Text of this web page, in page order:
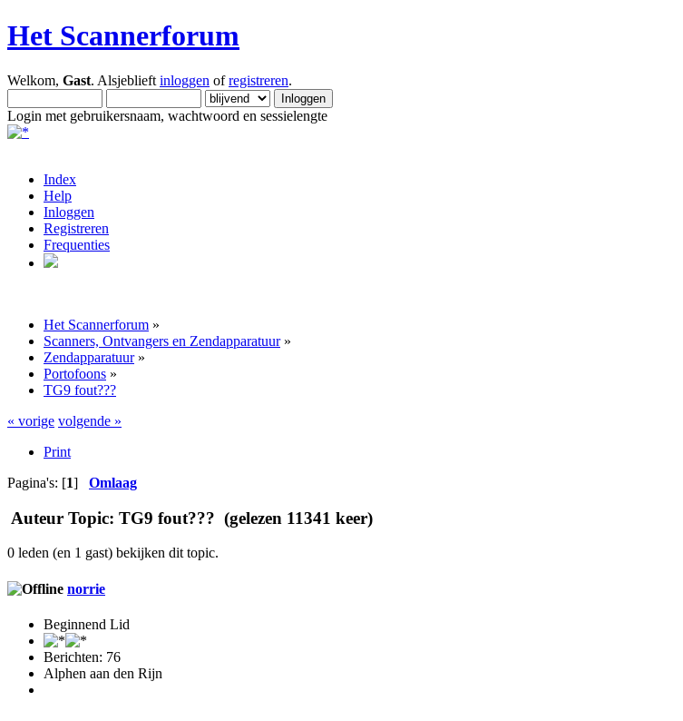
Het Scannerforum
Welkom, Gast. Alsjeblieft inloggen ofregistreren.
Login met gebruikersnaam, wachtwoord en sessielengte
Index
Help
Inloggen
Registreren
Frequenties
Het Scannerforum »
Scanners, Ontvangers en Zendapparatuur»
Zendapparatuur»
Portofoons »
TG9 fout???
« vorige volgende »
Print
Pagina's: [1] Omlaag
Auteur Topic: TG9 fout??? (gelezen 11341 keer)
0 leden (en 1 gast) bekijken dit topic.
norrie
Beginnend Lid
Berichten: 76
Alphen aan den Rijn